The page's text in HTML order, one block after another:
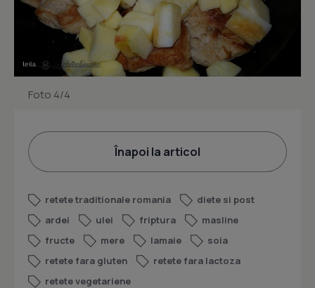
Foto 4/4
Înapoi la articol
retete traditionale romania
diete si post
ardei
ulei friptura
masline
fructe
mere lamaie
soia
retete fara gluten
retete fara lactoza
retete vegetariene